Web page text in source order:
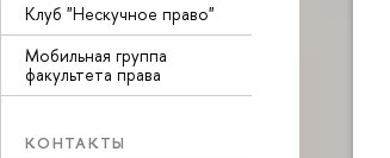
Клуб "Нескучное право"
Мобильная группа
факультета права
КОНТАКТЫ